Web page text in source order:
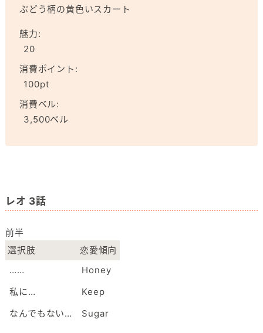
ぶどう柄の黄色いスカート
魅力:
20
消費ポイント:
100pt
消費ベル:
3,500ベル
レオ 3話
選択肢
恋愛傾向
……
Honey
私に…
Keep
なんでもない…
Sugar
前半